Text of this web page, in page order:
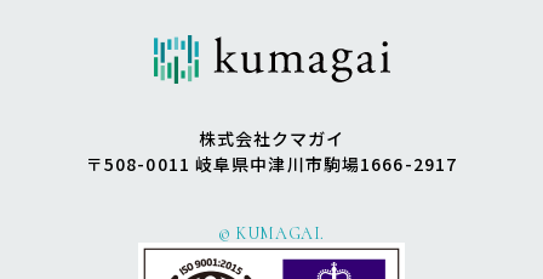
株式会社クマガイ
〒508-0011 岐阜県中津川市駒場1666-2917
© KUMAGAI.